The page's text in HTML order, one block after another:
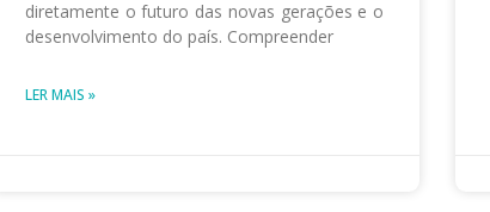
diretamente o futuro das novas gerações e o
desenvolvimento do país. Compreender
LER MAIS »